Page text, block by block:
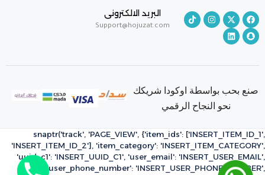
البريد الالكترونى
Support@hojuzat.com
صنع بحب بواسطة اوكودا شريكك
نحو النجاح الرقمي
snaptr('track', 'PAGE_VIEW', {'item_ids': ['INSERT_ITEM_ID_1',
'INSERT_ITEM_ID_2'], 'item_category': 'INSERT_ITEM_CATEGORY',
'uuid_c1': 'INSERT_UUID_C1', 'user_email': 'INSERT_USER_EMAIL',
'user_phone_number': 'INSERT_USER_PHONE_NUMBER',